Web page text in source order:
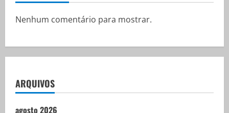
Nenhum comentário para mostrar.
ARQUIVOS
agosto 2026